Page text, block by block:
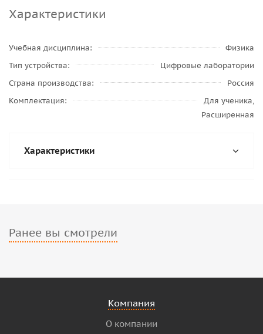
Характеристики
Учебная дисциплина
Физика
Тип устройства
Цифровые лаборатории
Страна производства
Россия
Комплектация
Для ученика,
Расширенная
Характеристики
Ранее вы смотрели
Компания
О компании